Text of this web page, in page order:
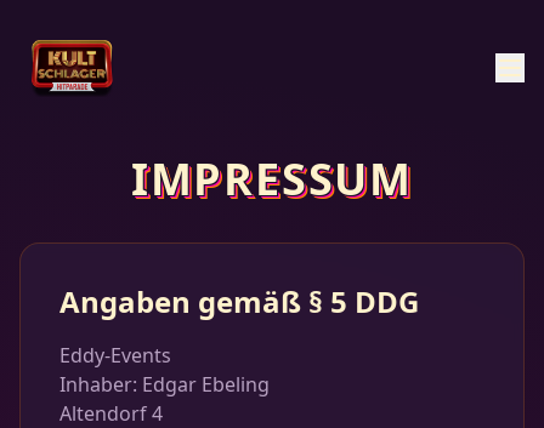
IMPRESSUM
Angaben gemäß § 5 DDG
Eddy-Events
Inhaber: Edgar Ebeling
Altendorf 4